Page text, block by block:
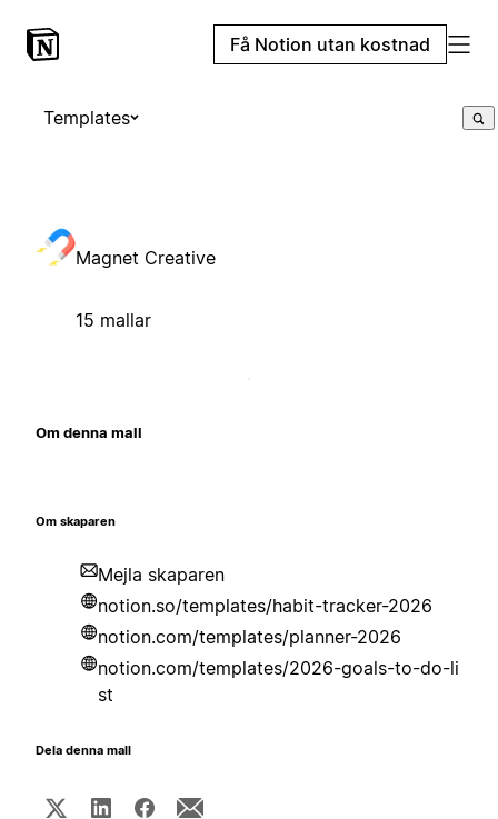
Få Notion utan kostnad
Templates
Magnet Creative
15 mallar
Om denna mall
Om skaparen
Mejla skaparen
notion.so/templates/habit-tracker-2026
notion.com/templates/planner-2026
notion.com/templates/2026-goals-to-do-li
st
Dela denna mall